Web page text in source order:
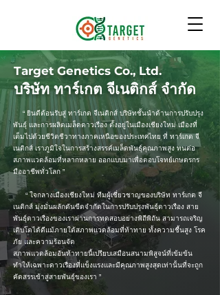
Target Genetics Co., Ltd.
บริษัท ทาร์เกต จีเนติกส์ จำกัด
“ ยินดีต้อนรับสู่ ทาร์เกต จีเนติกส์ บริษัทชั้นนำด้านการปรับปรุง
พันธุ์ และการผลิตเมล็ดดาวเรือง ตั้งอยู่ในเมืองเชียงใหม่ เมืองที่
เต็มไปด้วยชีวิตชีวาทางภาคเหนือของประเทศไทย ที่ ทาร์เกต จี
เนติกส์ เราภูมิใจในการสร้างสรรค์เมล็ดพันธุ์คุณภาพสูง ทนต่อ
สภาพแวดล้อมที่หลากหลาย ออกแบบมาเพื่อตอบโจทย์เกษตรกร
มืออาชีพทั่วโลก ”
“ ใจกลางเมืองเชียงใหม่ ทีมผู้เชี่ยวชาญของบริษัท ทาร์เกต จี
เนติกส์ มุ่งมั่นผลักดันขีดจำกัดในการปรับปรุงพันธุ์ดาวเรือง สาย
พันธุ์ดาวเรืองของเราผ่านการทดสอบอย่างพิถีพิถัน สามารถเจริญ
เติบโตได้ดีแม้ภายใต้สภาพแวดล้อมที่ท้าทาย ทั้งความชื้นสูง โรค
ภัย และความร้อนจัด
สภาพแวดล้อมอันท้าทายนี้เปรียบเสมือนสนามพิสูจน์ที่เข้มข้น
ทำให้เฉพาะดาวเรืองที่แข็งแรงและมีคุณภาพสูงสุดเท่านั้นที่จะถูก
คัดสรรเข้าสู่สายพันธุ์ของเรา ”